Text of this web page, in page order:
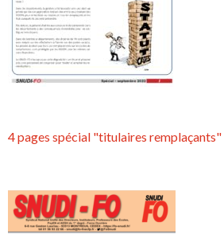
4 pages spécial "titulaires remplaçants"